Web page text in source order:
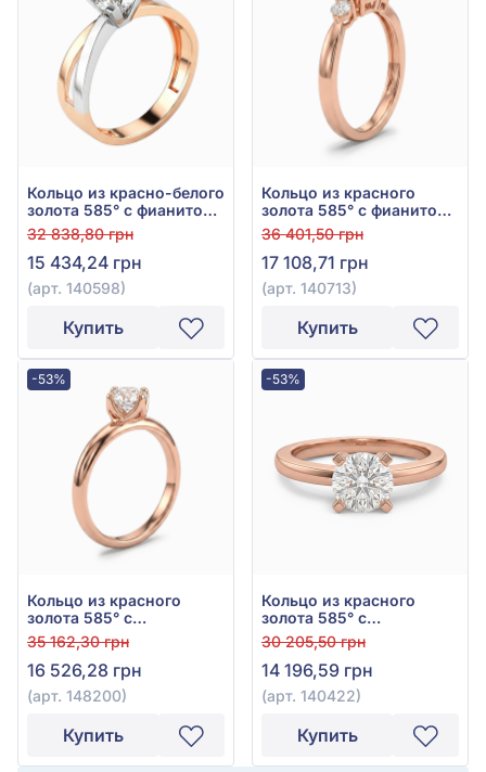
Кольцо из красно-белого
золота 585° с фианитом/
куб.цирконием, арт.
140598
32 838,80 грн
15 434,24 грн
(арт. 140598)
Купить
Кольцо из красного
золота 585° с фианитом,
арт. 140713
36 401,50 грн
17 108,71 грн
(арт. 140713)
Купить
-53%
Кольцо из красного
золота 585° с
куб.окс.циркония, арт.
148200
35 162,30 грн
16 526,28 грн
(арт. 148200)
Купить
-53%
Кольцо из красного
золота 585° с
куб.окс.циркония, арт.
140422
30 205,50 грн
14 196,59 грн
(арт. 140422)
Купить